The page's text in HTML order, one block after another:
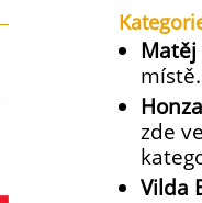
Matěj
zde
Vilda